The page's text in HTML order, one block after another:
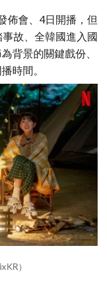
佈會、4日開播，但
故、全韓國進入國
背景的關鍵戲份、
時間。
）